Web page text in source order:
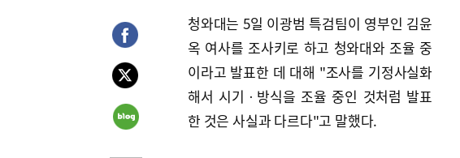
청와대는 5일 이광범 특검팀이 영부인 김윤
옥 여사를 조사키로 하고 청와대와 조율 중
이라고 발표한 데 대해 "조사를 기정사실화
해서 시기ㆍ방식을 조율 중인 것처럼 발표
한 것은 사실과 다르다"고 말했다.